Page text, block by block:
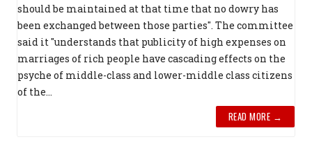
should be maintained at that time that no dowry has
been exchanged between those parties". The committee
said it "understands that publicity of high expenses on
marriages of rich people have cascading effects on the
psyche of middle-class and lower-middle class citizens
of the...
READ MORE →